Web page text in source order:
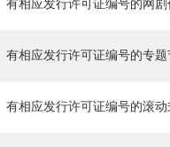
有相应发行许可证编号的网剧
有相应发行许可证编号的专题
有相应发行许可证编号的滚